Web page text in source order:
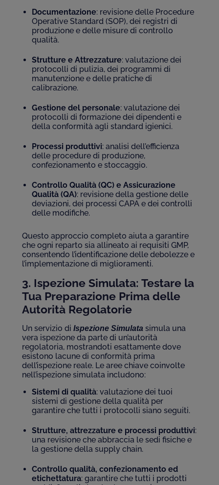
Documentazione: revisione delle Procedure
Operative Standard (SOP), dei registri di
produzione e delle misure di controllo
qualità.
Strutture e Attrezzature: valutazione dei
protocolli di pulizia, dei programmi di
manutenzione e delle pratiche di
calibrazione.
Gestione del personale: valutazione dei
protocolli di formazione dei dipendenti e
della conformità agli standard igienici.
Processi produttivi: analisi dell’efficienza
delle procedure di produzione,
confezionamento e stoccaggio.
Controllo Qualità (QC) e Assicurazione
Qualità (QA): revisione della gestione delle
deviazioni, dei processi CAPA e dei controlli
delle modifiche.
Questo approccio completo aiuta a garantire
che ogni reparto sia allineato ai requisiti GMP,
consentendo l’identificazione delle debolezze e
l’implementazione di miglioramenti.
3. Ispezione Simulata: Testare la
Tua Preparazione Prima delle
Autorità Regolatorie
Un servizio di Ispezione Simulata simula una
vera ispezione da parte di un’autorità
regolatoria, mostrandoti esattamente dove
esistono lacune di conformità prima
dell’ispezione reale. Le aree chiave coinvolte
nell’ispezione simulata includono:
Sistemi di qualità: valutazione dei tuoi
sistemi di gestione della qualità per
garantire che tutti i protocolli siano seguiti.
Strutture, attrezzature e processi produttivi:
una revisione che abbraccia le sedi fisiche e
la gestione della supply chain.
Controllo qualità, confezionamento ed
etichettatura: garantire che tutti i prodotti